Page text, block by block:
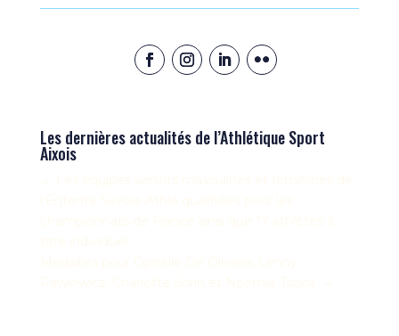
Les dernières actualités de l’Athlétique Sport
Aixois